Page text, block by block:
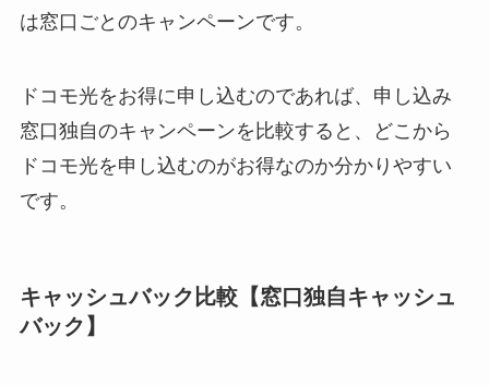
は窓口ごとのキャンペーンです。
ドコモ光をお得に申し込むのであれば、申し込み
窓口独自のキャンペーンを比較すると、どこから
ドコモ光を申し込むのがお得なのか分かりやすい
です。
キャッシュバック比較【窓口独自キャッシュ
バック】